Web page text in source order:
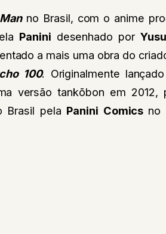
no Brasil, com o anime
Panini desenhado por
a mais uma obra do
100. Originalmente
versão tankōbon em 2012,
Brasil pela Panini Comics no